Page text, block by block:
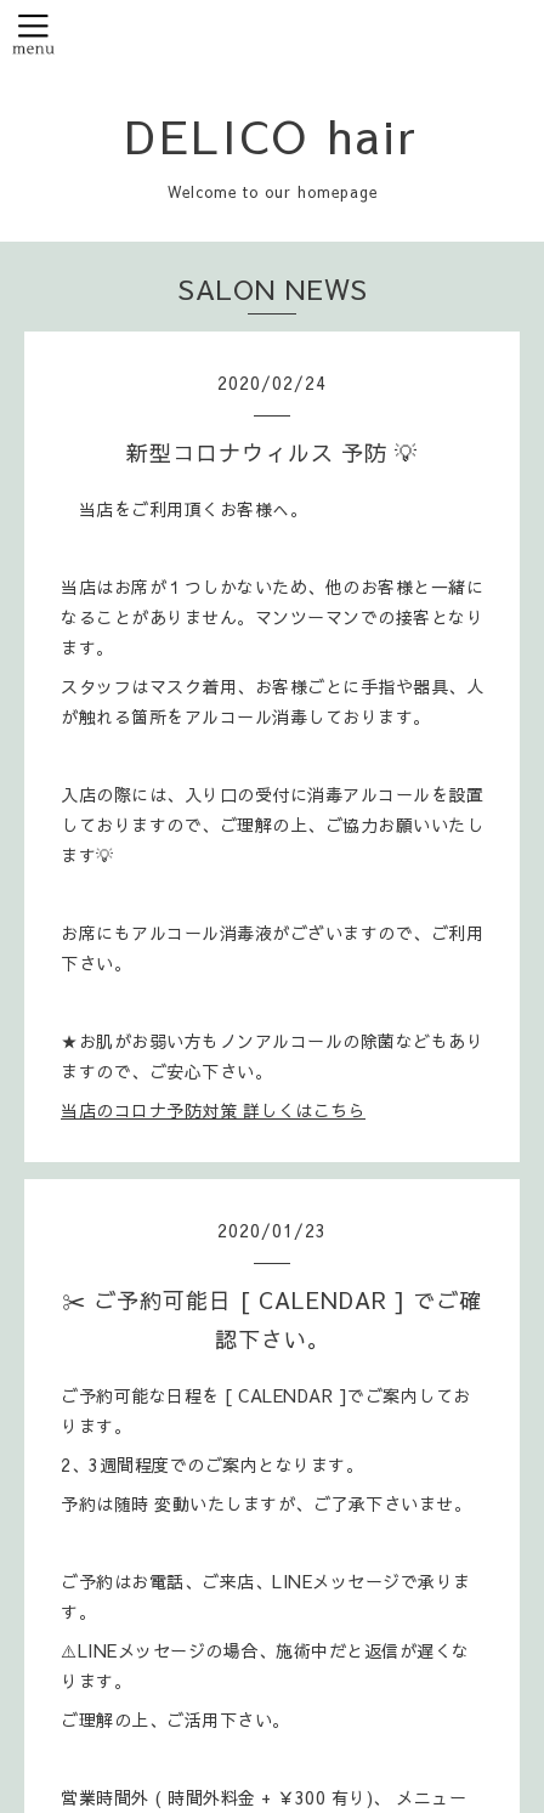
DELICO hair
Welcome to our homepage
SALON NEWS
2020/02/24
新型コロナウィルス 予防 💡
当店をご利用頂くお客様へ。
当店はお席が１つしかないため、他のお客様と一緒に
なることがありません。マンツーマンでの接客となり
ます。
スタッフはマスク着用、お客様ごとに手指や器具、人
が触れる箇所をアルコール消毒しております。
入店の際には、入り口の受付に消毒アルコールを設置
しておりますので、ご理解の上、ご協力お願いいたし
ます💡
お席にもアルコール消毒液がございますので、ご利用
下さい。
★お肌がお弱い方もノンアルコールの除菌などもあり
ますので、ご安心下さい。
当店のコロナ予防対策 詳しくはこちら
2020/01 /23
✂️ ご予約可能日 [ CALENDAR ] でご確
認下さい。
ご予約可能な日程を [ CALENDAR ]でご案内してお
ります。
2、3週間程度でのご案内となります。
予約は随時 変動いたしますが、ご了承下さいませ。
ご予約はお電話、ご来店、LINEメッセージで承りま
す。
⚠️LINEメッセージの場合、施術中だと返信が遅くな
ります。
ご理解の上、ご活用下さい。
営業時間外 ( 時間外料金 + ￥300 有り)、 メニュー